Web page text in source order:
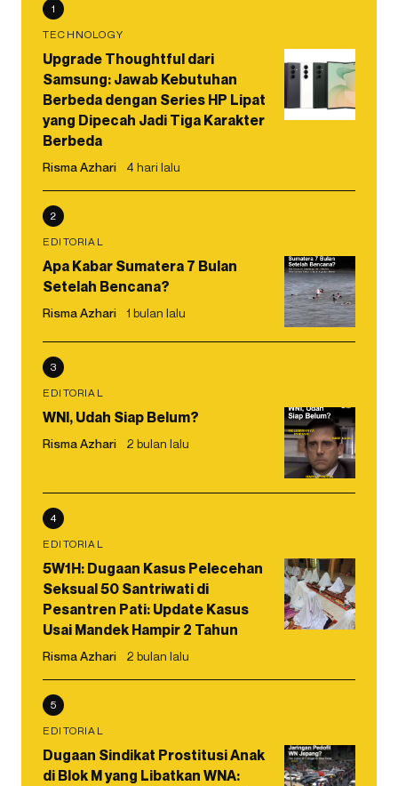
1
TECHNOLOGY
Upgrade Thoughtful dari
Samsung: Jawab Kebutuhan
Berbeda dengan Series HP Lipat
yang Dipecah Jadi Tiga Karakter
Berbeda
Risma Azhari 4 hari lalu
2
EDITORIAL
Apa Kabar Sumatera 7 Bulan
Setelah Bencana?
Risma Azhari 1 bulan lalu
3
EDITORIAL
WNI, Udah Siap Belum?
Risma Azhari 2 bulan lalu
4
EDITORIAL
5W1H: Dugaan Kasus Pelecehan
Seksual 50 Santriwati di
Pesantren Pati: Update Kasus
Usai Mandek Hampir 2 Tahun
Risma Azhari 2 bulan lalu
5
EDITORIAL
Dugaan Sindikat Prostitusi Anak
di Blok M yang Libatkan WNA: